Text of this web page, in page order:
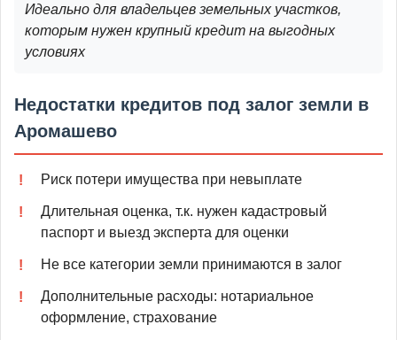
Идеально для владельцев земельных участков,
которым нужен крупный кредит на выгодных
условиях
Недостатки кредитов под залог земли в
Аромашево
Риск потери имущества при невыплате
Длительная оценка, т.к. нужен кадастровый
паспорт и выезд эксперта для оценки
Не все категории земли принимаются в залог
Дополнительные расходы: нотариальное
оформление, страхование